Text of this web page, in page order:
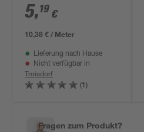
5,19 €
10,38 € / Meter
Lieferung nach Hause
Nicht verfügbar in
Troisdorf
(1)
Fragen zum Produkt?